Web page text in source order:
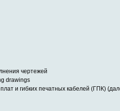
чертежей
drawings
и гибких печатных кабелей (ГПК)